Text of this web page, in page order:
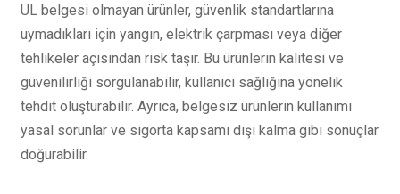
UL belgesi olmayan ürünler, güvenlik standartlarına
uymadıkları için yangın, elektrik çarpması veya diğer
tehlikeler açısından risk taşır. Bu ürünlerin kalitesi ve
güvenilirliği sorgulanabilir, kullanıcı sağlığına yönelik
tehdit oluşturabilir. Ayrıca, belgesiz ürünlerin kullanımı
yasal sorunlar ve sigorta kapsamı dışı kalma gibi sonuçlar
doğurabilir.